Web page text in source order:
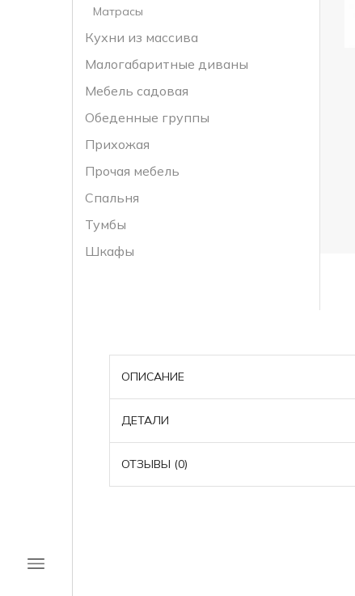
Матрасы
Кухни из массива
Малогабаритные диваны
Мебель садовая
Обеденные группы
Прихожая
Прочая мебель
Спальня
Тумбы
Шкафы
ОПИСАНИЕ
ДЕТАЛИ
ОТЗЫВЫ (0)